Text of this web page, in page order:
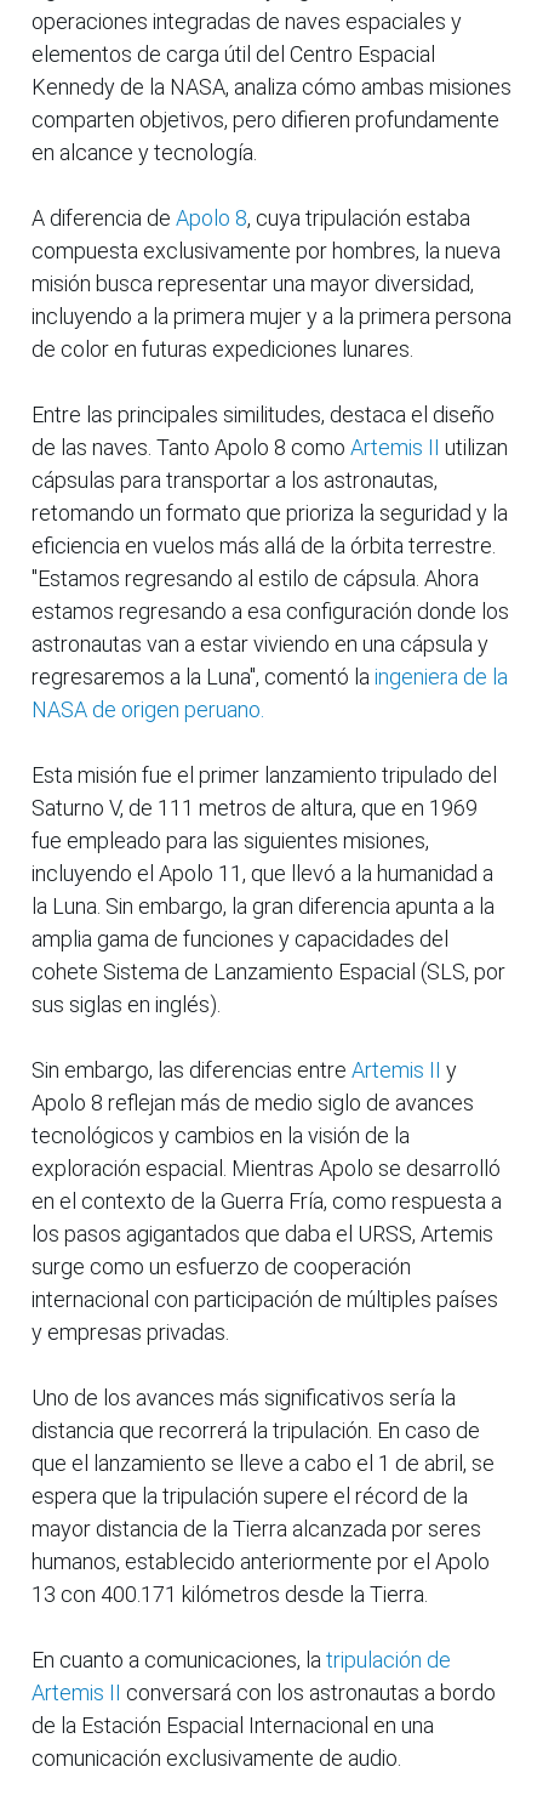
operaciones integradas de naves espaciales y
elementos de carga útil del Centro Espacial
Kennedy de la NASA, analiza cómo ambas misiones
comparten objetivos, pero difieren profundamente
en alcance y tecnología.
A diferencia de Apolo 8, cuya tripulación estaba
compuesta exclusivamente por hombres, la nueva
misión busca representar una mayor diversidad,
incluyendo a la primera mujer y a la primera persona
de color en futuras expediciones lunares.
Entre las principales similitudes, destaca el diseño
de las naves. Tanto Apolo 8 como Artemis II utilizan
cápsulas para transportar a los astronautas,
retomando un formato que prioriza la seguridad y la
eficiencia en vuelos más allá de la órbita terrestre.
"Estamos regresando al estilo de cápsula. Ahora
estamos regresando a esa configuración donde los
astronautas van a estar viviendo en una cápsula y
regresaremos a la Luna", comentó la ingeniera de la
NASA de origen peruano.
Esta misión fue el primer lanzamiento tripulado del
Saturno V, de 111 metros de altura, que en 1969
fue empleado para las siguientes misiones,
incluyendo el Apolo 11, que llevó a la humanidad a
la Luna. Sin embargo, la gran diferencia apunta a la
amplia gama de funciones y capacidades del
cohete Sistema de Lanzamiento Espacial (SLS, por
sus siglas en inglés).
Sin embargo, las diferencias entre Artemis II y
Apolo 8 reflejan más de medio siglo de avances
tecnológicos y cambios en la visión de la
exploración espacial. Mientras Apolo se desarrolló
en el contexto de la Guerra Fría, como respuesta a
los pasos agigantados que daba el URSS, Artemis
surge como un esfuerzo de cooperación
internacional con participación de múltiples países
y empresas privadas.
Uno de los avances más significativos sería la
distancia que recorrerá la tripulación. En caso de
que el lanzamiento se lleve a cabo el 1 de abril, se
espera que la tripulación supere el récord de la
mayor distancia de la Tierra alcanzada por seres
humanos, establecido anteriormente por el Apolo
13 con 400.171 kilómetros desde la Tierra.
En cuanto a comunicaciones, la tripulación de
Artemis II conversará con los astronautas a bordo
de la Estación Espacial Internacional en una
comunicación exclusivamente de audio.